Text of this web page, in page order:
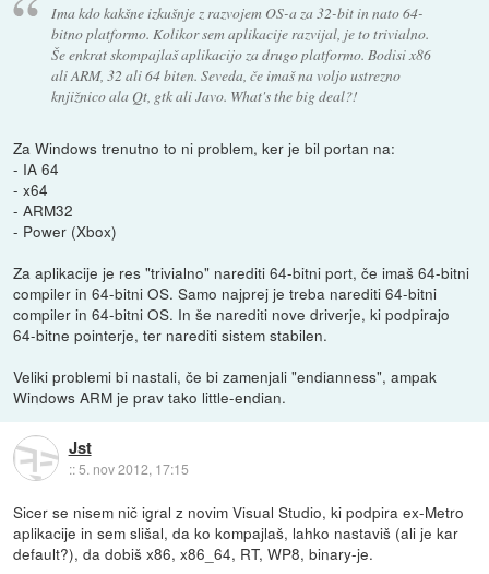
Ima kdo kakšne izkušnje z razvojem OS-a za 32-bit in nato 64-
bitno platformo. Kolikor sem aplikacije razvijal, je to trivialno.
Še enkrat skompajlaš aplikacijo za drugo platformo. Bodisi x86
ali ARM, 32 ali 64 biten. Seveda, če imaš na voljo ustrezno
knjižnico ala Qt, gtk ali Javo. What's the big deal?!
Za Windows trenutno to ni problem, ker je bil portan na:
- IA 64
- x64
- ARM32
- Power (Xbox)
Za aplikacije je res "trivialno" narediti 64-bitni port, če imaš 64-bitni
compiler in 64-bitni OS. Samo najprej je treba narediti 64-bitni
compiler in 64-bitni OS. In še narediti nove driverje, ki podpirajo
64-bitne pointerje, ter narediti sistem stabilen.
Veliki problemi bi nastali, če bi zamenjali "endianness", ampak
Windows ARM je prav tako little-endian.
Jst
::5. nov 2012, 17:15
Sicer se nisem nič igral z novim Visual Studio, ki podpira ex-Metro
aplikacije in sem slišal, da ko kompajlaš, lahko nastaviš (ali je kar
default?), da dobiš x86, x86_64, RT, WP8, binary-je.